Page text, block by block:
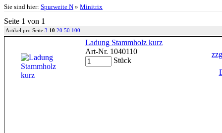
Sie sind hier: Spurweite N » Minitrix
Seite 1 von 1
Artikel pro Seite 3 10 20 50 100
Ladung Stammholz kurz
Art-Nr. 1040110
Stück